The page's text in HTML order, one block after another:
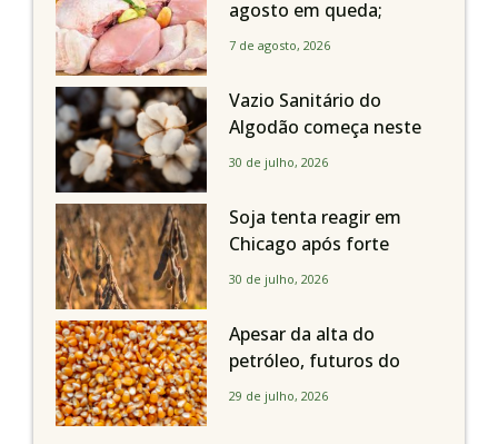
agosto em queda;
exportações avançam
7 de agosto, 2026
Vazio Sanitário do
Algodão começa neste
sábado, dia 1º de agosto,
Paulo
30 de julho, 2026
Soja tenta reagir em
Chicago após forte
liquidação; portos
de R$ 150/sc
30 de julho, 2026
Apesar da alta do
petróleo, futuros do
milho recuam em
29 de julho, 2026